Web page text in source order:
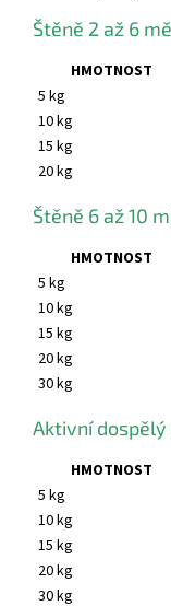
Štěně 2 až 6
HMOTNOST
5 kg
10 kg
15 kg
20 kg
Štěně 6 až 10
HMOTNOST
5 kg
10 kg
15 kg
20 kg
30 kg
Aktivní dospělý
HMOTNOST
5 kg
10 kg
15 kg
20 kg
30 kg